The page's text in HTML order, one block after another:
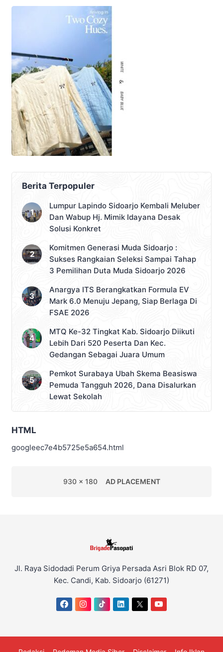
Berita Terpopuler
Lumpur Lapindo Sidoarjo Kembali Meluber
Dan Wabup Hj. Mimik Idayana Desak
Solusi Konkret
Komitmen Generasi Muda Sidoarjo :
Sukses Rangkaian Seleksi Sampai Tahap
3 Pemilihan Duta Muda Sidoarjo 2026
Anargya ITS Berangkatkan Formula EV
Mark 6.0 Menuju Jepang, Siap Berlaga Di
FSAE 2026
MTQ Ke-32 Tingkat Kab. Sidoarjo Diikuti
Lebih Dari 520 Peserta Dan Kec.
Gedangan Sebagai Juara Umum
Pemkot Surabaya Ubah Skema Beasiswa
Pemuda Tangguh 2026, Dana Disalurkan
Lewat Sekolah
HTML
googleec7e4b5725e5a654.html
930 x 180 AD PLACEMENT
Jl. Raya Sidodadi Perum Griya Persada Asri Blok RD 07,
Kec. Candi, Kab. Sidoarjo (61271)